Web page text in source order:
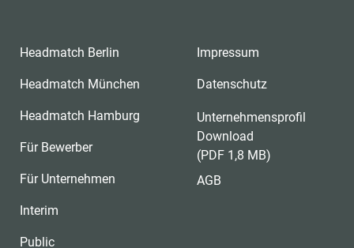
Headmatch Berlin
Headmatch München
Headmatch Hamburg
Für Bewerber
Für Unternehmen
Interim
Public
Impressum
Datenschutz
Unternehmensprofil
Download
(PDF 1,8 MB)
AGB